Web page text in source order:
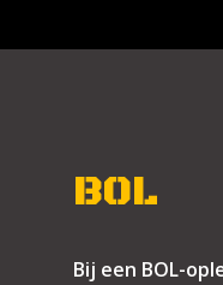
BOL
Bij een BOL-